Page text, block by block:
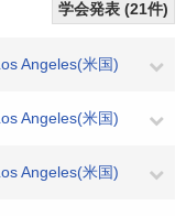
学会発表 (21件)
Angeles(米国)
Angeles(米国)
Angeles(米国)